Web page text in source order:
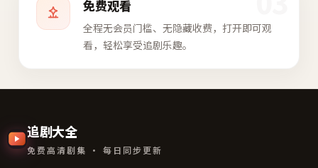
免费观看
全程无会员门槛、无隐藏收费，打开即可观
看，轻松享受追剧乐趣。
追剧大全
免费高清剧集 · 每日同步更新